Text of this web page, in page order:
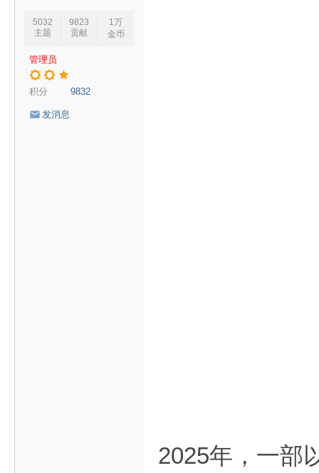
5032
主题
9823
贡献
1万
金币
管理员
积分 9832
发消息
2025年，一部